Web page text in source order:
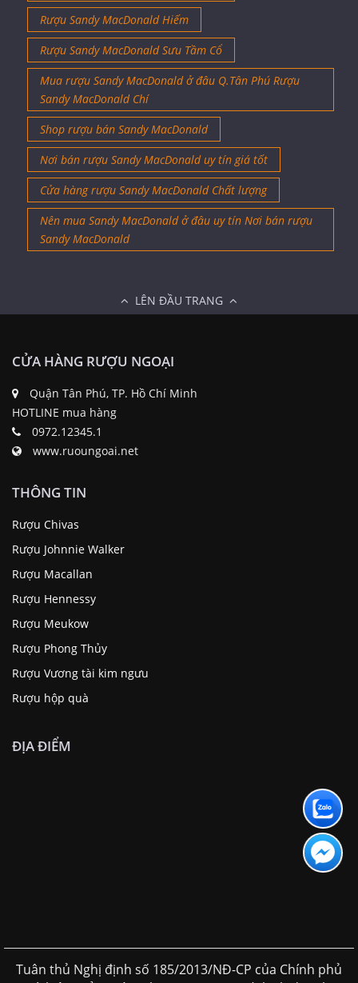
Rượu Sandy MacDonald Hiếm
Rượu Sandy MacDonald Sưu Tầm Cổ
Mua rượu Sandy MacDonald ở đâu Q.Tân Phú Rượu
Sandy MacDonald Chí
Shop rượu bán Sandy MacDonald
Nơi bán rượu Sandy MacDonald uy tín giá tốt
Cửa hàng rượu Sandy MacDonald Chất lượng
Nên mua Sandy MacDonald ở đâu uy tín Nơi bán rượu
Sandy MacDonald
LÊN ĐẦU TRANG
CỬA HÀNG RƯỢU NGOẠI
Quận Tân Phú, TP. Hồ Chí Minh
HOTLINE mua hàng
0972.12345.1
www.ruoungoai.net
THÔNG TIN
Rượu Chivas
Rượu Johnnie Walker
Rượu Macallan
Rượu Hennessy
Rượu Meukow
Rượu Phong Thủy
Rượu Vương tài kim ngưu
Rượu hộp quà
ĐỊA ĐIỂM
Tuân thủ Nghị định số 185/2013/NĐ-CP của Chính phủ